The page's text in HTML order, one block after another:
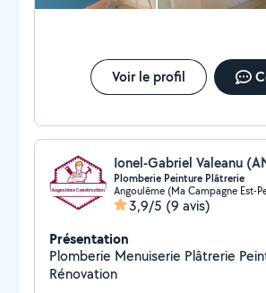
Voir le profil
Plomberie Peinture Plâtrerie
3,9/5 (9 avis)
Présentation
Plomberie Menuiserie Plâtrerie Peinture Pose
Rénovation